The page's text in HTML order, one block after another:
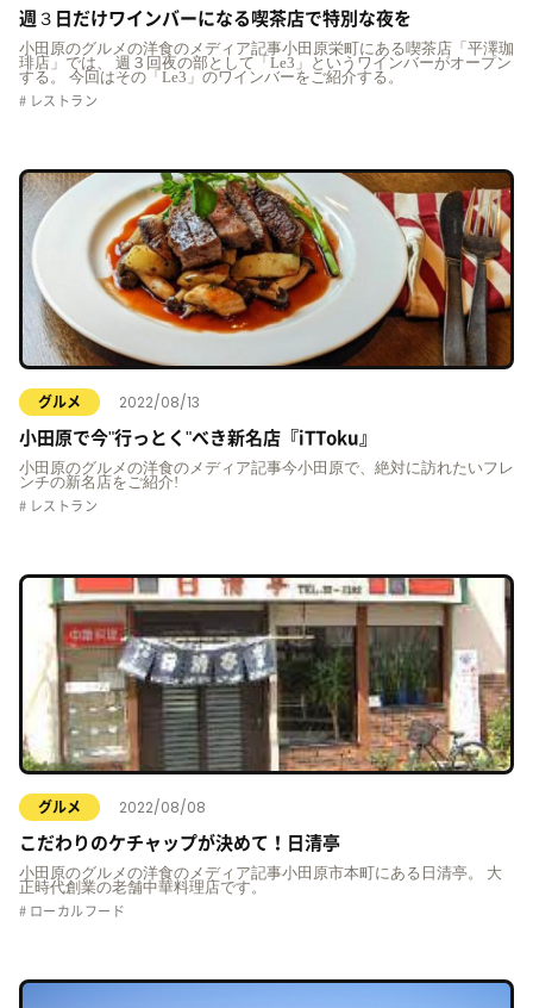
週３日だけワインバーになる喫茶店で特別な夜を
小田原のグルメの洋食のメディア記事小田原栄町にある喫茶店「平澤珈
琲店」では、 週３回夜の部として「Le3」というワインバーがオープン
する。 今回はその「Le3」のワインバーをご紹介する。
レストラン
グルメ 2022/08/13
小田原で今"行っとく"べき新名店『iTToku』
小田原のグルメの洋食のメディア記事今小田原で、絶対に訪れたいフレ
ンチの新名店をご紹介!
レストラン
グルメ 2022/08/08
こだわりのケチャップが決めて！日清亭
小田原のグルメの洋食のメディア記事小田原市本町にある日清亭。 大
正時代創業の老舗中華料理店です。
ローカルフード